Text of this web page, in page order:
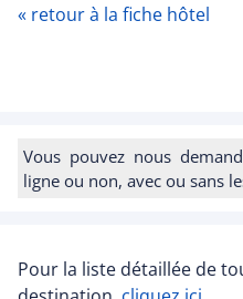
« retour à la fiche hôtel
Vous pouvez nous
ligne ou non, avec ou sans
Pour la liste détaillée de